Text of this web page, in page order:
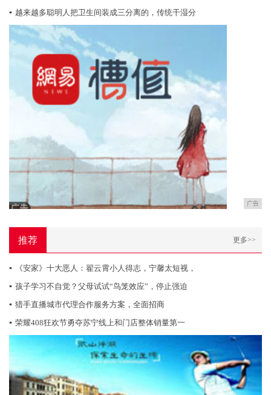
▪ 越来越多聪明人把卫生间装成三分离的，传统干湿分
广告
推荐 更多>>
▪
《安家》十大恶人：翟云霄小人得志，宁馨太短视，
▪ 孩子学习不自觉？父母试试“鸟笼效应”，停止强迫
▪ 猎手直播城市代理合作服务方案，全面招商
▪ 荣耀408狂欢节勇夺苏宁线上和门店整体销量第一